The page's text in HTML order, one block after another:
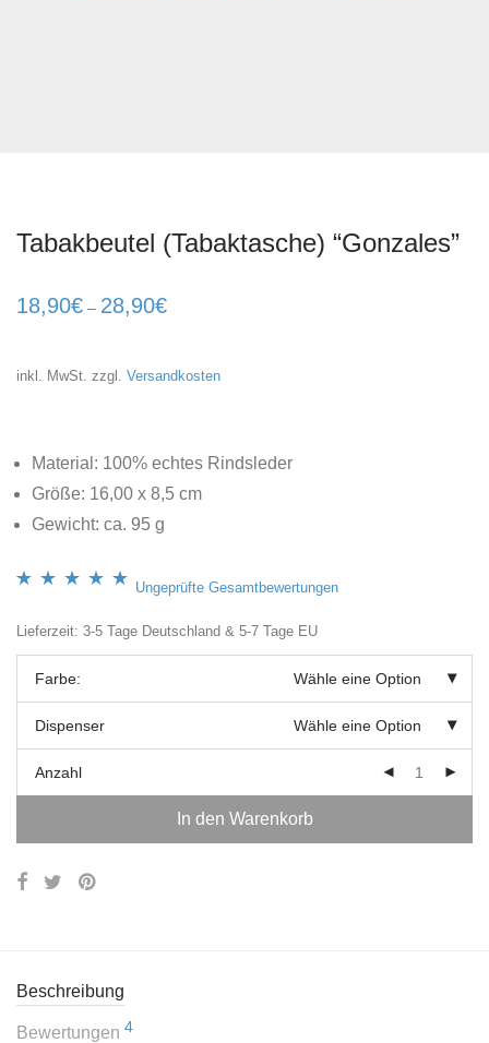
Tabakbeutel (Tabaktasche) “Gonzales”
18,90€ – 28,90€
inkl. MwSt. zzgl. Versandkosten
Material: 100% echtes Rindsleder
Größe: 16,00 x 8,5 cm
Gewicht: ca. 95 g
4.75von 5,
Ungeprüfte Gesamtbewertungen
Lieferzeit: 3-5 Tage Deutschland & 5-7 Tage EU
Farbe: Wähle eine Option
Dispenser Wähle eine Option
Anzahl
In den Warenkorb
Beschreibung
Bewertungen 4